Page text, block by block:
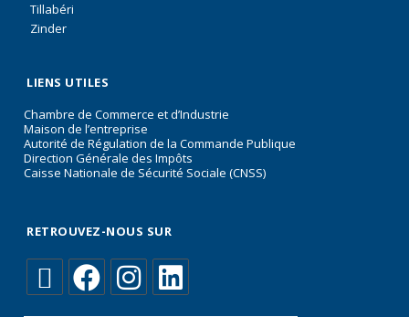
Tillabéri
Zinder
LIENS UTILES
Chambre de Commerce et d’Industrie
Maison de l’entreprise
Autorité de Régulation de la Commande Publique
Direction Générale des Impôts
Caisse Nationale de Sécurité Sociale (CNSS)
RETROUVEZ-NOUS SUR